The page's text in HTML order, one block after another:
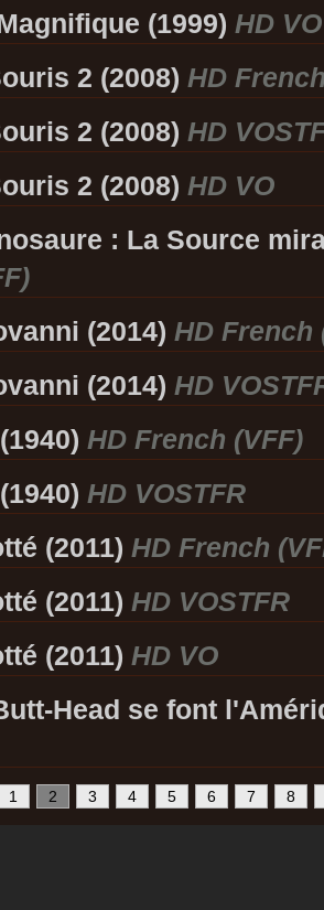
(1999) HD VO
2 (2008) HD
2 (2008) HD
2 (2008) HD VO
: La Source
(2014) HD French
(2014) HD
HD French (VFF)
HD VOSTFR
(2011) HD French
(2011) HD VOSTFR
(2011) HD VO
Head se font
1 2 3 4 5 6 7 8